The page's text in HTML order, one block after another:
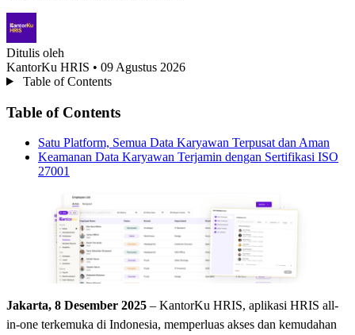
Ditulis oleh
KantorKu HRIS • 09 Agustus 2026
Table of Contents
Table of Contents
Satu Platform, Semua Data Karyawan Terpusat dan Aman
Keamanan Data Karyawan Terjamin dengan Sertifikasi ISO
27001
Jakarta, 8 Desember 2025 – KantorKu HRIS, aplikasi HRIS all-
in-one terkemuka di Indonesia, memperluas akses dan kemudahan